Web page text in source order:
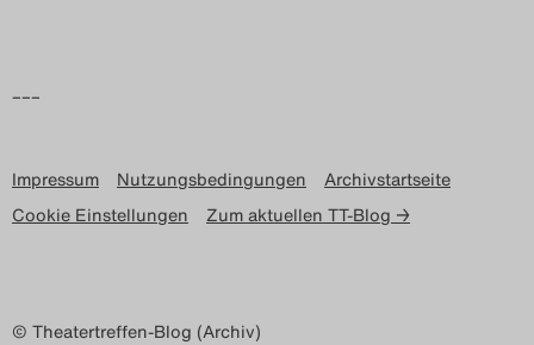
–––
Impressum Nutzungsbedingungen
Archivstartseite
Cookie Einstellungen
Zum aktuellen TT-Blog →
© Theatertreffen-Blog (Archiv)